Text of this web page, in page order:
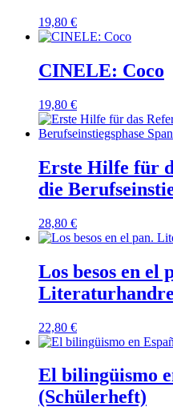
19,80 €
CINELE: Coco
19,80 €
Erste Hilfe für
die
28,80 €
Los besos en el
22,80 €
El bilingüismo
(Schülerheft)